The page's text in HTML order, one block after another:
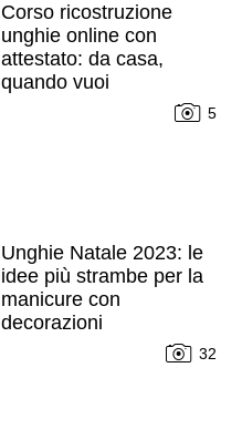
Corso ricostruzione
unghie online con
attestato: da casa,
quando vuoi
5
Unghie Natale 2023: le
idee più strambe per la
manicure con
decorazioni
32